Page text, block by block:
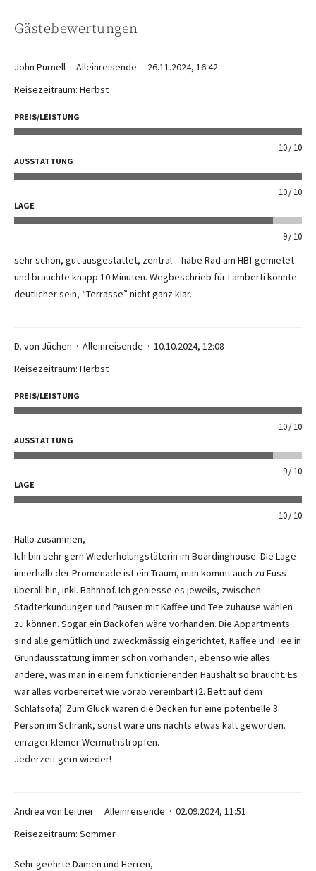
Gästebewertungen
John Purnell Alleinreisende
26.11.2024, 16:42
Reisezeitraum: Herbst
PREIS/LEISTUNG
10 10
AUSSTATTUNG
10 10
LAGE
9 10
sehr schön, gut ausgestattet, zentral – habe Rad am HBf gemietet
und brauchte knapp 10 Minuten. Wegbeschrieb für Lamberti könnte
deutlicher sein, “Terrasse” nicht ganz klar.
D. von Jüchen Alleinreisende
10.10.2024, 12:08
Reisezeitraum: Herbst
PREIS/LEISTUNG
10 10
AUSSTATTUNG
9 10
LAGE
10 10
Hallo zusammen,
Ich bin sehr gern Wiederholungstäterin im Boardinghouse: DIe Lage
innerhalb der Promenade ist ein Traum, man kommt auch zu Fuss
überall hin, inkl. Bahnhof. Ich geniesse es jeweils, zwischen
Stadterkundungen und Pausen mit Kaffee und Tee zuhause wählen
zu können. Sogar ein Backofen wäre vorhanden. Die Appartments
sind alle gemütlich und zweckmässig eingerichtet, Kaffee und Tee in
Grundausstattung immer schon vorhanden, ebenso wie alles
andere, was man in einem funktionierenden Haushalt so braucht. Es
war alles vorbereitet wie vorab vereinbart (2. Bett auf dem
Schlafsofa). Zum Glück waren die Decken für eine potentielle 3.
Person im Schrank, sonst wäre uns nachts etwas kalt geworden.
einziger kleiner Wermuthstropfen.
Jederzeit gern wieder!
Andrea von Leitner Alleinreisende
02.09.2024, 11:51
Reisezeitraum: Sommer
Sehr geehrte Damen und Herren,